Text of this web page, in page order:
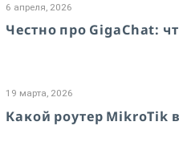
6 апреля, 2026
Честно про GigaChat:
19 марта, 2026
Какой роутер MikroTik